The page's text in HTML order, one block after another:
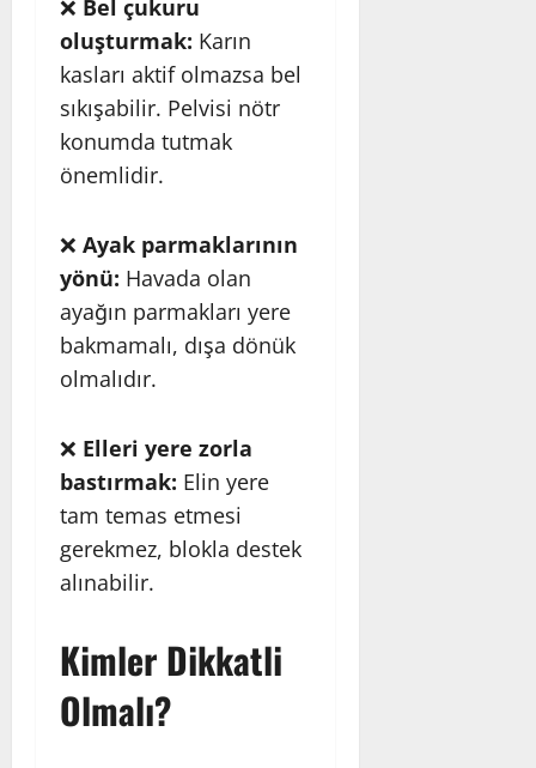
❌ Bel çukuru
oluşturmak: Karın
kasları aktif olmazsa bel
sıkışabilir. Pelvisi nötr
konumda tutmak
önemlidir.
❌ Ayak parmaklarının
yönü: Havada olan
ayağın parmakları yere
bakmamalı, dışa dönük
olmalıdır.
❌ Elleri yere zorla
bastırmak: Elin yere
tam temas etmesi
gerekmez, blokla destek
alınabilir.
Kimler Dikkatli
Olmalı?